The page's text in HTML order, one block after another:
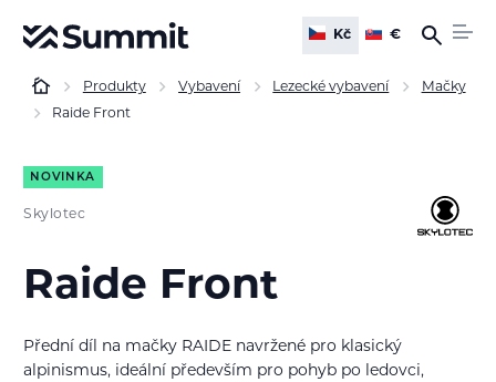
Kč €
Produkty Vybavení Lezecké vybavení
Mačky
Raide Front
NOVINKA
Skylotec
Raide Front
Přední díl na mačky RAIDE navržené pro klasický
alpinismus, ideální především pro pohyb po ledovci,